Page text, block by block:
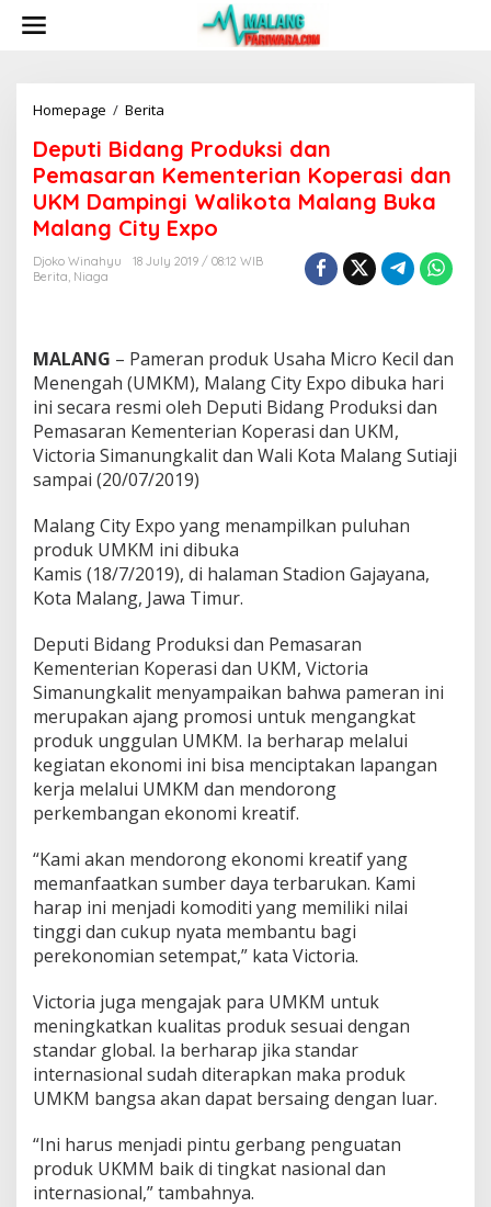
Homepage / Berita
p
u
t
i
B
d
r
o
d
u
s
i
a
n
P
e
m
s
a
r
a
n
K
e
m
e
n
e
r
i
a
n
K
p
e
r
a
s
i
a
n
U
K
Deputi Bidang Produksi dan
Pemasaran Kementerian Koperasi dan
UKM Dampingi Walikota Malang Buka
Malang City Expo
Djoko Winahyu
18 July 2019 / 08:12 WIB
Berita, Niaga
MALANG – Pameran produk Usaha Micro Kecil dan
Menengah (UMKM), Malang City Expo dibuka hari
ini secara resmi oleh Deputi Bidang Produksi dan
Pemasaran Kementerian Koperasi dan UKM,
Victoria Simanungkalit dan Wali Kota Malang Sutiaji
sampai (20/07/2019)
Malang City Expo yang menampilkan puluhan
produk UMKM ini dibuka
Kamis (18/7/2019), di halaman Stadion Gajayana,
Kota Malang, Jawa Timur.
Deputi Bidang Produksi dan Pemasaran
Kementerian Koperasi dan UKM, Victoria
Simanungkalit menyampaikan bahwa pameran ini
merupakan ajang promosi untuk mengangkat
produk unggulan UMKM. Ia berharap melalui
kegiatan ekonomi ini bisa menciptakan lapangan
kerja melalui UMKM dan mendorong
perkembangan ekonomi kreatif.
“Kami akan mendorong ekonomi kreatif yang
memanfaatkan sumber daya terbarukan. Kami
harap ini menjadi komoditi yang memiliki nilai
tinggi dan cukup nyata membantu bagi
perekonomian setempat,” kata Victoria.
Victoria juga mengajak para UMKM untuk
meningkatkan kualitas produk sesuai dengan
standar global. Ia berharap jika standar
internasional sudah diterapkan maka produk
UMKM bangsa akan dapat bersaing dengan luar.
“Ini harus menjadi pintu gerbang penguatan
produk UKMM baik di tingkat nasional dan
internasional,” tambahnya.